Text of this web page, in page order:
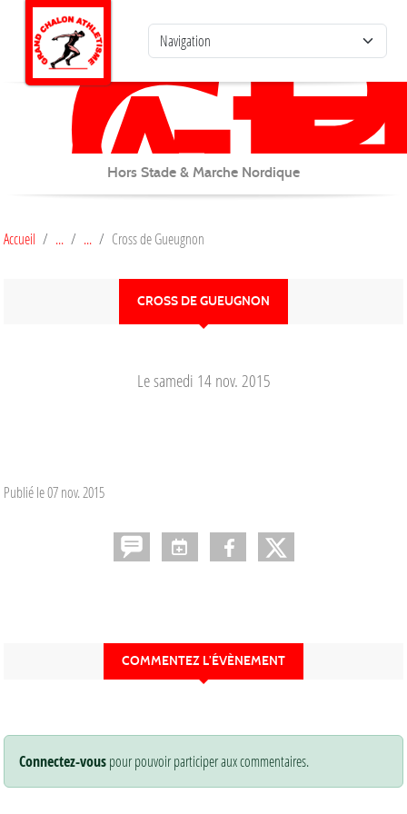
Hors Stade & Marche Nordique
Accueil Cross de Gueugnon
CROSS DE GUEUGNON
Lesamedi 14 nov. 2015
Publié le07 nov. 2015
COMMENTEZ L’ÉVÈNEMENT
Connectez-vouspour pouvoir participer aux commentaires.
Panneau de gestion des cookies